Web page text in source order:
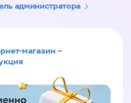
администратора
магазин –